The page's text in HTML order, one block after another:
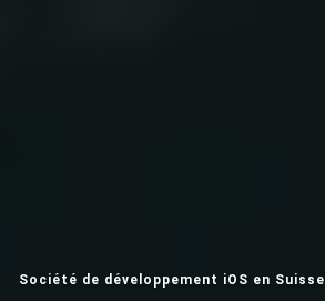
Société de développement iOS en Suisse